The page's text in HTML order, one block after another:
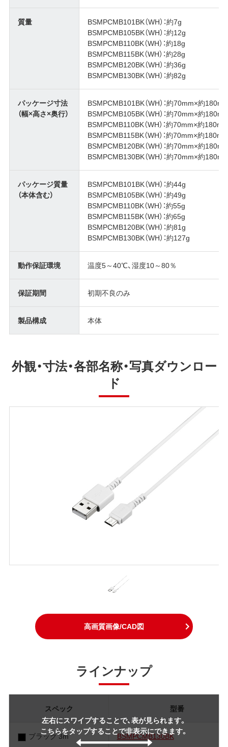
質量
BSMPCMB101BK（WH）：約7g
BSMPCMB105BK（WH）：約12g
BSMPCMB110BK（WH）：約18g
BSMPCMB115BK（WH）：約28g
BSMPCMB120BK（WH）：約36g
BSMPCMB130BK（WH）：約82g
パッケージ寸法
（幅×高さ×奥行）
BSMPCMB101BK（WH）：約70mm×約
BSMPCMB105BK（WH）：約70mm×約
BSMPCMB110BK（WH）：約70mm×約
BSMPCMB115BK（WH）：約70mm×約
BSMPCMB120BK（WH）：約70mm×約
BSMPCMB130BK（WH）：約70mm×約
パッケージ質量
（本体含む）
BSMPCMB101BK（WH）：約44g
BSMPCMB105BK（WH）：約49g
BSMPCMB110BK（WH）：約55g
BSMPCMB115BK（WH）：約65g
BSMPCMB120BK（WH）：約81g
BSMPCMB130BK（WH）：約127g
動作保証環境 温度5～40℃、湿度10～80％
保証期間 初期不良のみ
製品構成 本体
外観・寸法・各部名称・写真ダウンロー
ド
高画質画像/CAD図
ラインナップ
左右にスワイプすることで、表が見られます。
こちらをタップすることで非表示にできます。
スペック 型番
ブラック 3m BSMPCMB130BK